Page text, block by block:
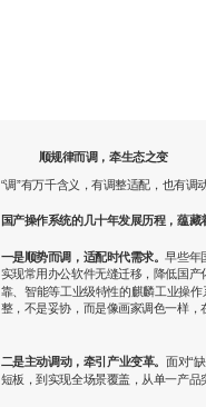
顺规律而调，牵生态之变
“调”有万千含义，有调整适配，也有调
国产操作系统的几十年发展历程，蕴藏
一是顺势而调， 适配时代需求。早些年
实现常用办公软件无缝迁移，降低国
靠、智能等工业级特性的麒麟工业操
整，不是妥协，而是像画家调色一样，
二是主动调动， 牵引产业变革。 面对“
短板，到实现全场景覆盖，从单一产品